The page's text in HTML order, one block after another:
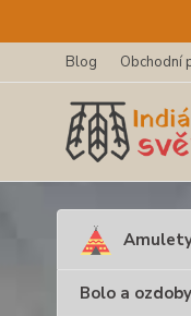
Blog Obchodní
Bolo a